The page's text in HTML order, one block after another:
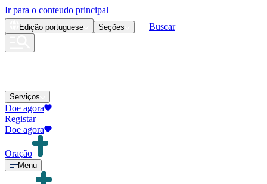
Ir para o conteudo principal
Edição portuguese Seções Buscar
Serviços
Doe agora
Registar
Doe agora
Oração
Menu